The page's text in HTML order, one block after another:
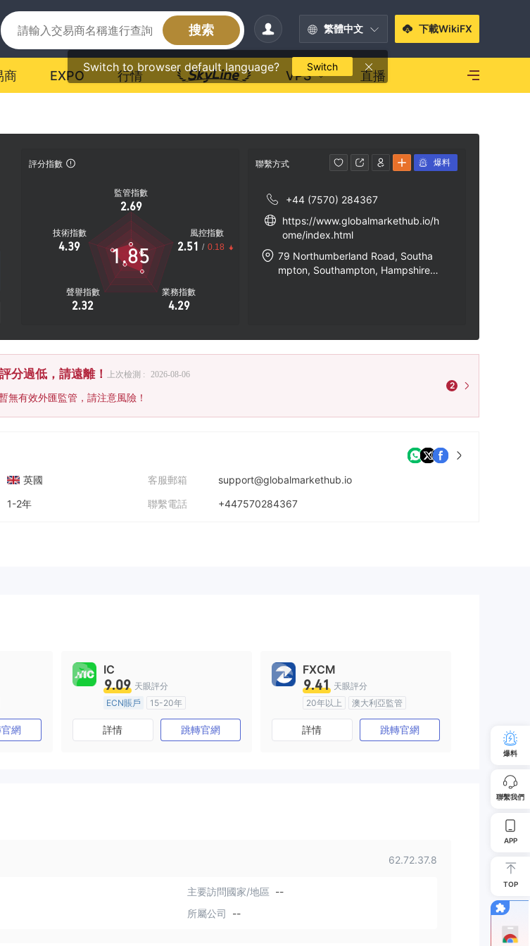
搜索 繁體中文
Switch to browser default language? Switch
下載WikiFX
商 EXPO 行情 VPS 直播
評分指數
監管指數
2.69
技術指數
4.39
聲譽指數
2.32
業務指數
4.29
風控指數
2.51 / 0.18
1.85
聯繫方式
+44 (7570) 284367
https://www.globalmarkethub.io/h
ome/index.html
79 Northumberland Road, Southa
mpton, Southampton, Hampshire,
爆料
分過低，請遠離！ 上次檢測 : 2026-08-06
無有效外匯監管，請注意風險！
2
英國
1-2年
客服郵箱
support@globalmarkethub.io
聯繫電話
+447570284367
網
IC
9.09 天眼評分
ECN賬戶
15-20年
澳大利亞監管
全牌照 (MM)
主標MT4
詳情 跳轉官網
FXCM
9.41 天眼評分
20年以上
澳大利亞監管
全牌照 (MM)
主標MT4
詳情 跳轉官網
62.72.37.8
主要訪問國家/地區 --
所屬公司 --
爆料
聯繫我們
APP
TOP